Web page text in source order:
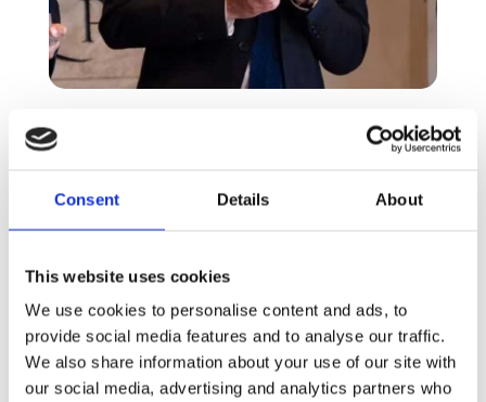
Consent Details About
This website uses cookies
We use cookies to personalise content and ads, to
provide social media features and to analyse our traffic.
We also share information about your use of our site with
our social media, advertising and analytics partners who
GIANNI RIOTTA
Editorialista de
Repubblica
:
Editorialista de La Repubblica, ha diretto TG1
RAI e Sole24 Ore; è stato condirettore del
Corriere della Sera e della Stampa. Ha scritto per